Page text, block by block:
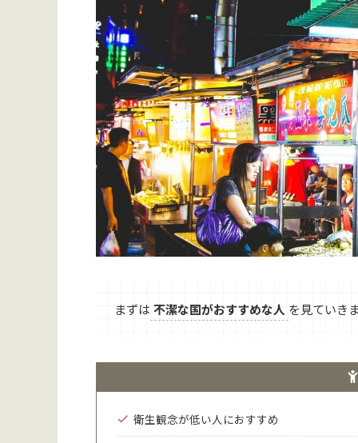
まずは 不潔な国がおすすめな人 を見ていき
衛生観念が低い人におすすめ